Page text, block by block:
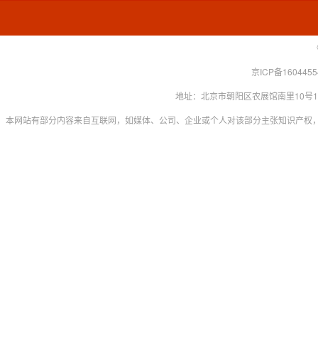
京ICP备
地址：北京市朝阳区农展馆南里10
本网站有部分内容来自互联网，如媒体、公司、企业或个人对该部分主张知识产